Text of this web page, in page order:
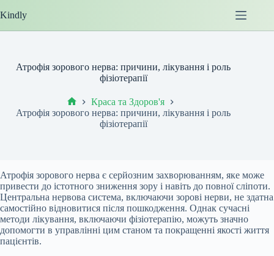
до
Kindly
Атрофія зорового нерва: причини, лікування і роль
фізіотерапії
Головна
Краса та Здоров'я
Атрофія зорового нерва: причини, лікування і роль
фізіотерапії
Атрофія зорового нерва є серйозним захворюванням, яке може
привести до істотного зниження зору і навіть до повної сліпоти.
Центральна нервова система, включаючи зорові нерви, не здатна
самостійно відновитися після пошкодження. Однак сучасні
методи лікування, включаючи фізіотерапію, можуть значно
допомогти в управлінні цим станом та покращенні якості життя
пацієнтів.